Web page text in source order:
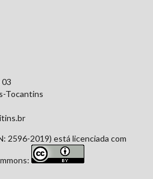
03
Tocantins
2596-2019) está licenciada com